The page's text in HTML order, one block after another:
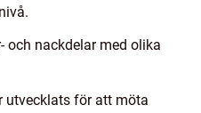
och nackdelar med olika
utvecklats för att möta